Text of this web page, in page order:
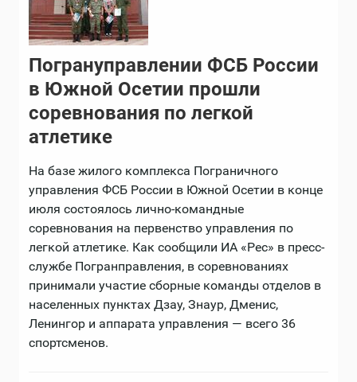
Погрануправлении ФСБ России
в Южной Осетии прошли
соревнования по легкой
атлетике
На базе жилого комплекса Пограничного
управления ФСБ России в Южной Осетии в конце
июля состоялось лично-командные
соревнования на первенство управления по
легкой атлетике. Как сообщили ИА «Рес» в пресс-
службе Погранправления, в соревнованиях
принимали участие сборные команды отделов в
населенных пунктах Дзау, Знаур, Дменис,
Ленингор и аппарата управления — всего 36
спортсменов.